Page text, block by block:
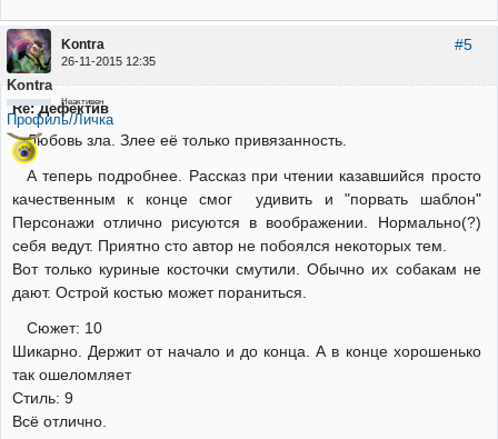
#5
Kontra
26-11-2015 12:35
Kontra
Неактивен
Профиль/Личка
Re: Дефектив
Любовь зла. Злее её только привязанность.
А теперь подробнее. Рассказ при чтении казавшийся просто
качественным к конце смог удивить и "порвать шаблон"
Персонажи отлично рисуются в воображении. Нормально(?)
себя ведут. Приятно сто автор не побоялся некоторых тем.
Вот только куриные косточки смутили. Обычно их собакам не
дают. Острой костью может пораниться.
Сюжет: 10
Шикарно. Держит от начало и до конца. А в конце хорошенько
так ошеломляет
Стиль: 9
Всё отлично.